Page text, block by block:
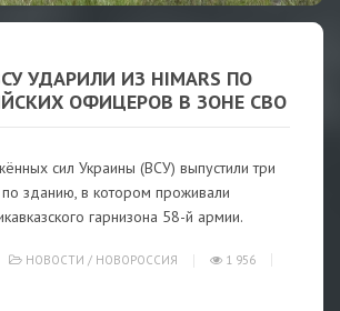
УДАРИЛИ ИЗ HIMARS ПО
ОФИЦЕРОВ В ЗОНЕ СВО
сил Украины (ВСУ) выпустили три
по зданию, в котором проживали
гарнизона 58-й армии.
НОВОСТИ / НОВОРОССИЯ
1 956